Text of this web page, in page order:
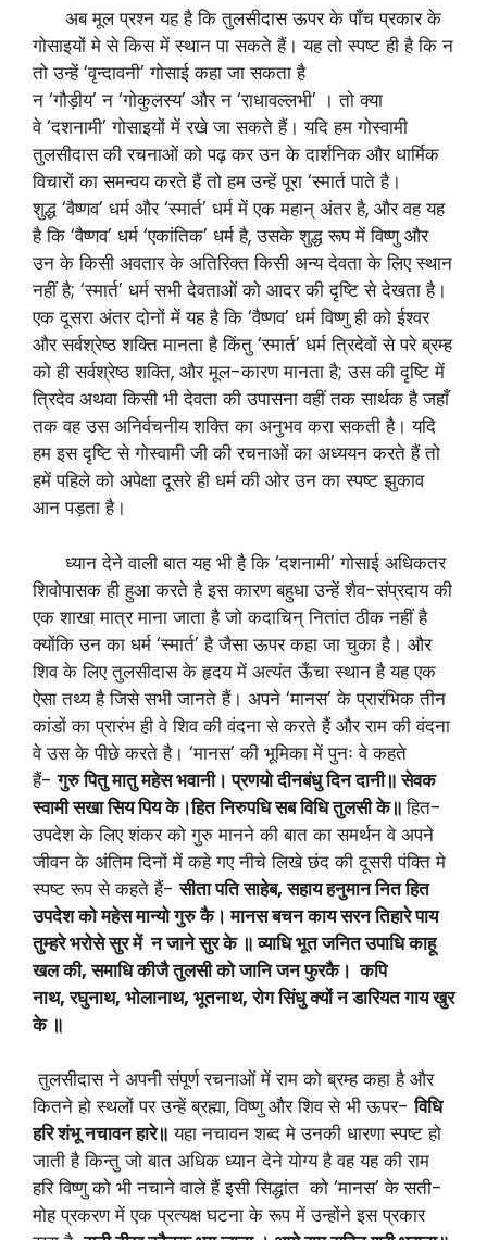
अब मूल प्रश्न यह है कि तुलसीदास ऊपर के पाँच प्रकार के
गोसाइयों मे से किस में स्थान पा सकते हैं। यह तो स्पष्ट ही है कि न
तो उन्हें ‘वृन्दावनी’ गोसाई कहा जा सकता है
न ‘गौड़ीय’ न ‘गोकुलस्य’ और न ‘राधावल्लभी’ । तो क्या
वे ‘दशनामी’ गोसाइयों में रखे जा सकते हैं। यदि हम गोस्वामी
तुलसीदास की रचनाओं को पढ़ कर उन के दार्शनिक और धार्मिक
विचारों का समन्वय करते हैं तो हम उन्हें पूरा ‘स्मार्त पाते है।
शुद्ध ‘वैष्णव’ धर्म और ‘स्मार्त’ धर्म में एक महान् अंतर है, और वह यह
है कि ‘वैष्णव’ धर्म ‘एकांतिक’ धर्म है, उसके शुद्ध रूप में विष्णु और
उन के किसी अवतार के अतिरिक्त किसी अन्य देवता के लिए स्थान
नहीं है; ‘स्मार्त’ धर्म सभी देवताओं को आदर की दृष्टि से देखता है।
एक दूसरा अंतर दोनों में यह है कि ‘वैष्णव’ धर्म विष्णु ही को ईश्वर
और सर्वश्रेष्ठ शक्ति मानता है किंतु ‘स्मार्त’ धर्म त्रिदेवों से परे ब्रम्ह
को ही सर्वश्रेष्ठ शक्ति, और मूल-कारण मानता है; उस की दृष्टि में
त्रिदेव अथवा किसी भी देवता की उपासना वहीं तक सार्थक है जहाँ
तक वह उस अनिर्वचनीय शक्ति का अनुभव करा सकती है। यदि
हम इस दृष्टि से गोस्वामी जी की रचनाओं का अध्ययन करते हैं तो
हमें पहिले को अपेक्षा दूसरे ही धर्म की ओर उन का स्पष्ट झुकाव
आन पड़ता है।
ध्यान देने वाली बात यह भी है कि ‘दशनामी’ गोसाई अधिकतर
शिवोपासक ही हुआ करते है इस कारण बहुधा उन्हें शैव-संप्रदाय की
एक शाखा मात्र माना जाता है जो कदाचिन् नितांत ठीक नहीं है
क्योंकि उन का धर्म ‘स्मार्त’ है जैसा ऊपर कहा जा चुका है। और
शिव के लिए तुलसीदास के हृदय में अत्यंत ऊँचा स्थान है यह एक
ऐसा तथ्य है जिसे सभी जानते हैं। अपने ‘मानस’ के प्रारंभिक तीन
कांडों का प्रारंभ ही वे शिव की वंदना से करते हैं और राम की वंदना
वे उस के पीछे करते है। ‘मानस’ की भूमिका में पुनः वे कहते
हैं-गुरु पितु मातु महेस भवानी। प्रणयो दीनबंधु दिन दानी॥ सेवक
स्वामी सखा सिय पिय के।हित निरुपधि सब विधि तुलसी के॥हित-
उपदेश के लिए शंकर को गुरु मानने की बात का समर्थन वे अपने
जीवन के अंतिम दिनों में कहे गए नीचे लिखे छंद की दूसरी पंक्ति मे
स्पष्ट रूप से कहते हैं-सीता पति साहेब, सहाय हनुमान नित हित
उपदेश को महेस मान्यो गुरु कै। मानस बचन काय सरन तिहारे पाय
तुम्हरे भरोसे सुर में न जाने सुर के ॥ व्याधि भूत जनित उपाधि काहू
खल की, समाधि कीजै तुलसी को जानि जन फुरकै। कपि
नाथ, रघुनाथ, भोलानाथ, भूतनाथ, रोग सिंधु क्यों न डारियत गाय खुर
के ॥
तुलसीदास ने अपनी संपूर्ण रचनाओं में राम को ब्रम्ह कहा है और
कितने हो स्थलों पर उन्हें ब्रह्मा, विष्णु और शिव से भी ऊपर-विधि
हरि शंभू नचावन हारे॥ यहा नचावन शब्द मे उनकी धारणा स्पष्ट हो
जाती है किन्तु जो बात अधिक ध्यान देने योग्य है वह यह की राम
हरि विष्णु को भी नचाने वाले हैं इसी सिद्धांत को ‘मानस’ के सती-
मोह प्रकरण में एक प्रत्यक्ष घटना के रूप में उन्होंने इस प्रकार